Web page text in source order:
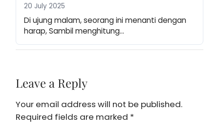
20 July 2025
Di ujung malam, seorang ini menanti dengan
harap, Sambil menghitung…
Leave a Reply
Your email address will not be published.
Required fields are marked *